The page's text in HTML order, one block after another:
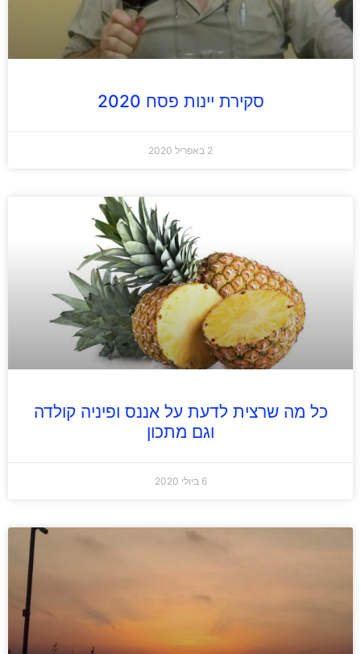
סקירת יינות פסח 2020
2 באפריל 2020
כל מה שרצית לדעת על אננס ופיניה קולדה
וגם מתכון
6 ביולי 2020